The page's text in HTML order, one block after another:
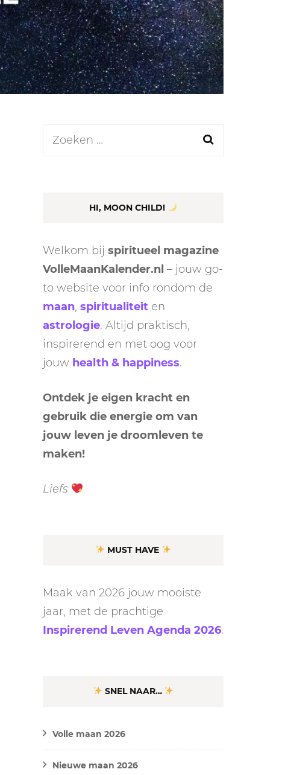
Zoeken
HI, MOON CHILD!
Welkom bij spiritueel magazine
VolleMaanKalender.nl – jouw go-
to website voor info rondom de
maan, spiritualiteit en
astrologie. Altijd praktisch,
inspirerend en met oog voor
jouw health & happiness.
Ontdek je eigen kracht en
gebruik die energie om van
jouw leven je droomleven te
maken!
Liefs
MUST HAVE
Maak van 2026 jouw mooiste
jaar, met de prachtige
Inspirerend Leven Agenda 2026.
SNEL NAAR…
Volle maan 2026
Nieuwe maan 2026